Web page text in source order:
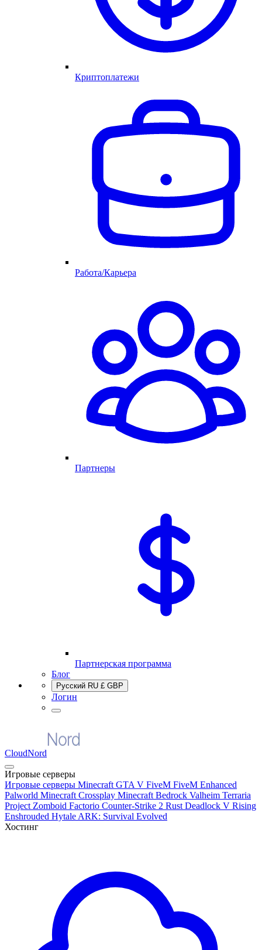
Криптоплатежи
Работа/Карьера
Партнеры
Партнерская программа
Блог
Русский RU £ GBP
Логин
CloudNord
Игровые серверы
Игровые серверы Minecraft GTA V FiveM FiveM Enhanced
Palworld Minecraft Crossplay Minecraft Bedrock Valheim Terraria
Project Zomboid Factorio Counter-Strike 2 Rust Deadlock V Rising
Enshrouded Hytale ARK: Survival Evolved
Хостинг